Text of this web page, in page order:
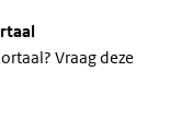
Vraag deze